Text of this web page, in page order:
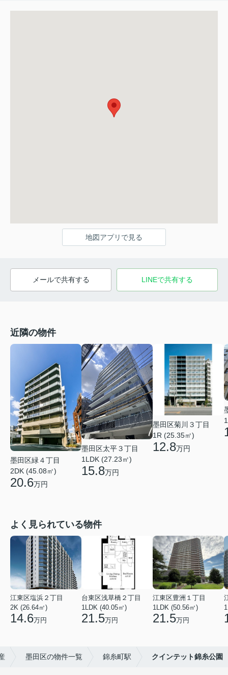
地図アプリで見る
メールで共有する LINEで共有する
近隣の物件
墨田区緑４丁目
2DK (45.08㎡)
20.6万円
墨田区太平３丁目
1LDK (27.23㎡)
15.8万円
墨田区菊川３丁目
1R (25.35㎡)
12.8万円
よく見られている物件
江東区塩浜２丁目
2K (26.64㎡)
14.6万円
台東区浅草橋２丁目
1LDK (40.05㎡)
21.5万円
江東区豊洲１丁目
1LDK (50.56㎡)
21.5万円
墨田区の物件一覧 錦糸町駅 クインテット錦糸公園